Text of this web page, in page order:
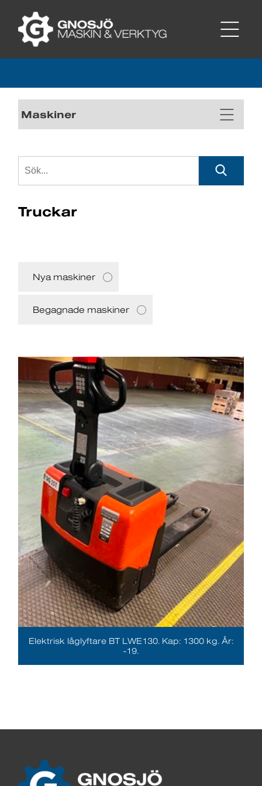
Maskiner
Truckar
Nya maskiner
Begagnade maskiner
Elektrisk låglyftare BT LWE130. Kap: 1300 kg. År:
-19.